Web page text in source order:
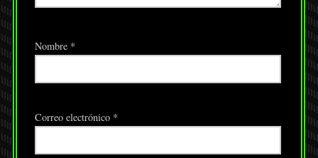
Nombre *
Correo electrónico *